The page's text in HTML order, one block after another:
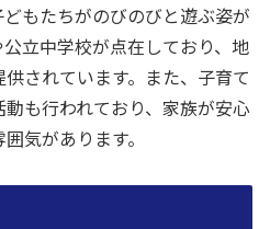
もたちがのびのびと遊ぶ姿が
立中学校が点在しており、地
されています。また、子育て
も行われており、家族が安心
気があります。